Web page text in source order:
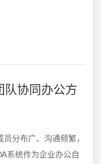
队协同办公方
分布广、沟通频繁，
系统作为企业办公自